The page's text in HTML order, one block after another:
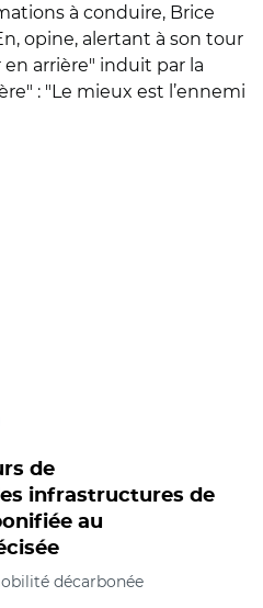
à conduire, Brice
opine, alertant à son tour
arrière" induit par la
: "Le mieux est l’ennemi
de
infrastructures de
au
décarbonée